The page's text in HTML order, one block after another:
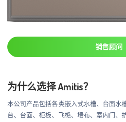
销售顾问
为什么选择 Amitis？
本公司产品包括各类嵌入式水槽、台面水
台、台面、柜板、飞檐、墙布、室内门、